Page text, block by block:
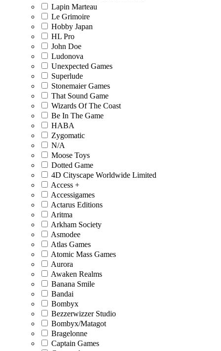
Lapin Marteau
Le Grimoire
Hobby Japan
HL Pro
John Doe
Ludonova
Unexpected Games
Superlude
Stonemaier Games
That Sound Game
Wizards Of The Coast
Be In The Game
HABA
Zygomatic
N/A
Moose Toys
Dotted Game
4D Cityscape Worldwide Limited
Access +
Accessigames
Actarus Editions
Aritma
Arkham Society
Asmodee
Atlas Games
Atomic Mass Games
Aurora
Awaken Realms
Banana Smile
Bandai
Bombyx
Bezzerwizzer Studio
Bombyx/Matagot
Bragelonne
Captain Games